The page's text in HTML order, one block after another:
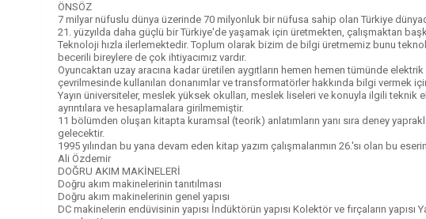
ÖNSÖZ
7 milyar nüfuslu dünya üzerinde 70 milyonluk bir nüfusa sahip olan Türkiye
21. yüzyılda daha güçlü bir Türkiye'de yaşamak için üretmekten, çalışmaktan
Teknoloji hızla ilerlemektedir. Toplum olarak bizim de bilgi üretmemiz bunu
becerili bireylere de çok ihtiyacımız vardır.
Oyuncaktan uzay aracına kadar üretilen aygıtların hemen hemen tümünde
çevrilmesinde kullanılan donanımlar ve transformatörler hakkında bilgi vermek için
Yayın üniversiteler, meslek yüksek okulları, meslek liseleri ve konuyla ilgili teknik
ayrıntılara ve hesaplamalara girilmemiştir.
11 bölümden oluşan kitapta kuramsal (teorik) anlatımların yanı sıra deney
gelecektir.
1995 yılından bu yana devam eden kitap yazım çalışmalarımın 26.'sı olan bu
Ali Özdemir
DOĞRU AKIM MAKİNELERİ
Doğru akım makinelerinin tanıtılması
Doğru akım makinelerinin genel yapısı
DC makinelerin endüvisinin yapısı İndüktörün yapısı Kolektör ve fırçaların yapısı